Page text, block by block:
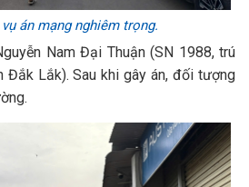
án mạng nghiêm trọng.
Nam Đại Thuận (SN 1988, trú
Đắk Lắk). Sau khi gây án, đối tượng